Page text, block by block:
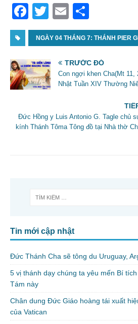
F
a
c
e
b
o
o
k
T
w
itt
er
E
m
ai
l
h
ar
e
NGÀY 04 THÁNG 7: THÁNH PIER
TRƯỚC ĐÓ
Con ngợi khen Cha(Mt 11,
Nhật Tuần XIV Thường
Đức Hồng y Luis Antonio G. Tagle chủ
kính Thánh Tôma Tông đồ tại Nhà thờ
Tin mới cập nhật
Đức Thánh Cha sẽ tông du Uruguay,
5 vị thánh dạy chúng ta yêu mến Bí
Tám này
Chân dung Đức Giáo hoàng tái xuất
của Vatican